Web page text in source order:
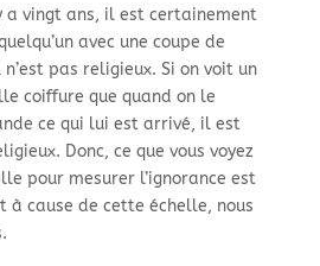
a vingt ans, il est certainement
avec une coupe de
pas religieux. Si on voit un
coiffure que quand on le
ce qui lui est arrivé, il est
Donc, ce que vous voyez
pour mesurer l’ignorance est
à cause de cette échelle, nous